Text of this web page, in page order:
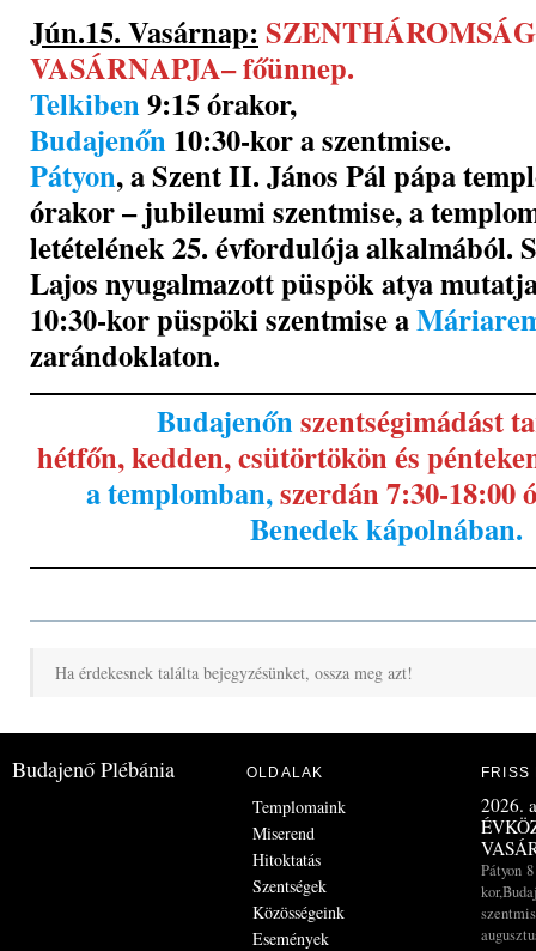
Jún.15. Vasárnap: SZENTHÁROMSÁG
VASÁRNAPJA– főünnep.
Telkiben9:15 órakor,
Budajenőn 10:30-kor a szentmise.
Pátyon, a Szent II. János Pál pápa
órakor – jubileumi szentmise, a
letételének 25. évfordulója alkalmából.
Lajos nyugalmazott püspök atya
10:30-kor püspöki szentmise a
zarándoklaton.
Budajenőnszentségimádást
hétfőn, kedden, csütörtökön és
a templomban,szerdán 7:30-18:00
Benedek kápolnában.
Ha érdekesnek találta bejegyzésünket, ossza meg azt!
Budajenő Plébánia OLDALAK
Templomaink
Miserend
Hitoktatás
Szentségek
Közösségeink
Események
FRISS
2026.
Pátyon